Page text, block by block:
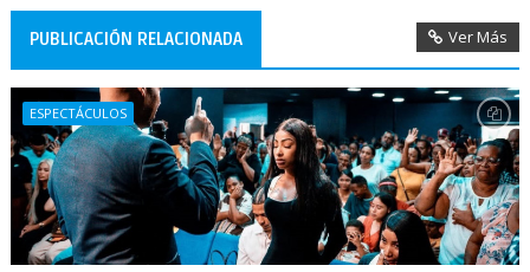
PUBLICACIÓN RELACIONADA Ver Más
ESPECTÁCULOS